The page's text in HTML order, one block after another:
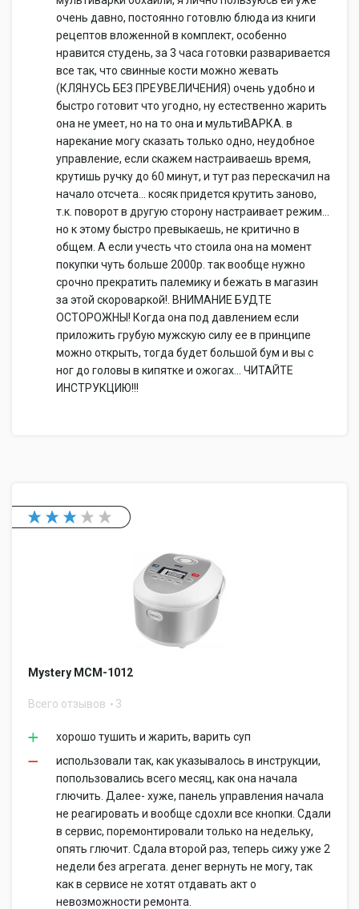
очень давно, постоянно готовлю блюда из книги
рецептов вложенной в комплект, особенно
нравится студень, за 3 часа готовки разваривается
все так, что свинные кости можно жевать
(КЛЯНУСЬ БЕЗ ПРЕУВЕЛИЧЕНИЯ) очень удобно и
быстро готовит что угодно, ну естественно жарить
она не умеет, но на то она и мультиВАРКА. в
нарекание могу сказать только одно, неудобное
управление, если скажем настраиваешь время,
крутишь ручку до 60 минут, и тут раз перескачил на
начало отсчета... косяк придется крутить заново,
т.к. поворот в другую сторону настраивает режим...
но к этому быстро превыкаешь, не критично в
общем. А если учесть что стоила она на момент
покупки чуть больше 2000р. так вообще нужно
срочно прекратить палемику и бежать в магазин
за этой скороваркой!. ВНИМАНИЕ БУДТЕ
ОСТОРОЖНЫ! Когда она под давлением если
приложить грубую мужскую силу ее в принципе
можно открыть, тогда будет большой бум и вы с
ног до головы в кипятке и ожогах... ЧИТАЙТЕ
ИНСТРУКЦИЮ!!!
Mystery MCM-1012
Всего отзывов 3
хорошо тушить и жарить, варить суп
использовали так, как указывалось в инструкции,
попользовались всего месяц, как она начала
глючить. Далее- хуже, панель управления начала
не реагировать и вообще сдохли все кнопки. Сдали
в сервис, поремонтировали только на недельку,
опять глючит. Сдала второй раз, теперь сижу уже 2
недели без агрегата. денег вернуть не могу, так
как в сервисе не хотят отдавать акт о
невозможности ремонта.